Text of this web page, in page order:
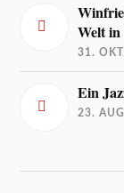
Welt
31.
Ein
23.